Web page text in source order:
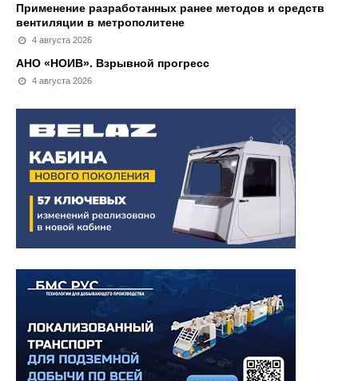
Применение разработанных ранее методов и средств
вентиляции в метрополитене
4 августа 2026
АНО «НОИВ». Взрывной прогресс
4 августа 2026